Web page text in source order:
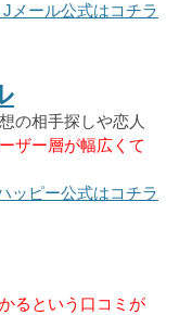
メール公式はコチラ
の相手探しや恋人
ザー層が幅広くて
ッピー公式はコチラ
るという口コミが